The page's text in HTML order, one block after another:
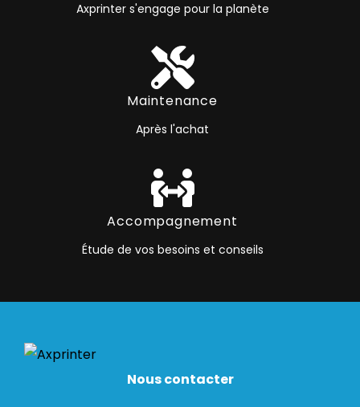
Axprinter s'engage pour la planète
Maintenance
Après l'achat
Accompagnement
Étude de vos besoins et conseils
Nous contacter